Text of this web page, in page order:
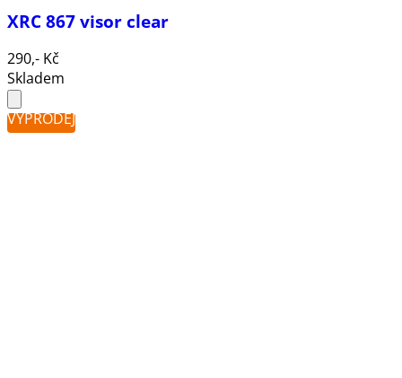
XRC 867 visor clear
290,- Kč
Skladem
VÝPRODEJ